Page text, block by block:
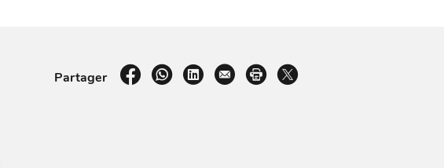
Partager sur Facebook
par WhatsApp
sur LinkedIn
par e-mailImprimer la page
sur X